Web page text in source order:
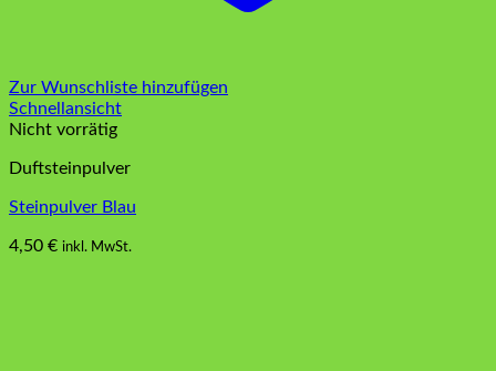
Zur Wunschliste hinzufügen
Schnellansicht
Nicht vorrätig
Duftsteinpulver
Steinpulver Blau
4,50 € inkl. MwSt.